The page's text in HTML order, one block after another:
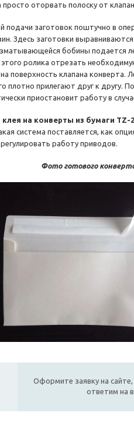
оторвать полоску от
подачи заготовок поштучно в
Здесь заготовки
бобины подается
ролика отрезать
поверхность клапана конверта.
плотно прилегают друг к другу.
приостановит работу в
на конверты из бумаги TZ-
система поставляется, как
работу приводов.
Фото готового
Оформите заявку на
ответим на